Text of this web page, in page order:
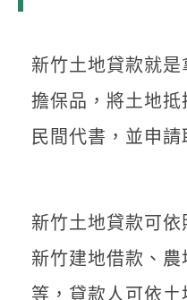
新竹土地貸款就
擔保品，將土地
民間代書，並申請
新竹土地貸款可
新竹建地借款、
等，貸款人可依